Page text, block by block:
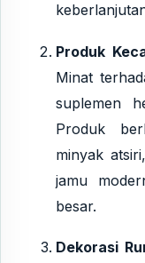
Produk
Minat
suplemen
Produk
minyak
jamu
besar.
Dekorasi